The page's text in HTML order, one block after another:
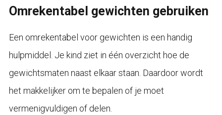
Omrekentabel gewichten gebruiken
Een omrekentabel voor gewichten is een handig
hulpmiddel. Je kind ziet in één overzicht hoe de
gewichtsmaten naast elkaar staan. Daardoor wordt
het makkelijker om te bepalen of je moet
vermenigvuldigen of delen.